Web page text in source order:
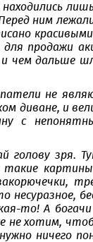
Перед ним
продажи
и чем дальше
не
диване, и
с
зря.
такие
несуразное,
то! А
не хотим,
ничего